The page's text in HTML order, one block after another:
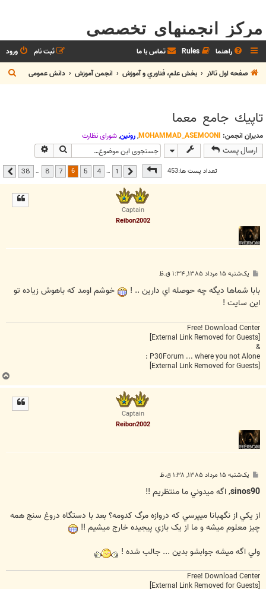
مرکز انجمنهای تخصصی
راهنما Rules تماس با ما ورود
ثبت نام
صفحه اول تالار
بخش علم، فناوري و آموزش انجمن آموزش دانش عمومی
ج
س
تاپيك جامع معما
مدیران انجمن: MOHAMMAD_ASEMOONI
,رونین,شوراي نظارت
ارسال پست جستجو
تعداد پست ها:453صفحه6 از38 قبلی …
4
5
6
7
8
…
38 بعدی
Captain
Reibon2002
پ
ت
یک‌شنبه ۱۵ مرداد ۱۳۸۵, ۱:۳۴ ق.ظ
بابا شماها ديگه چه حوصله اي دارين .. !
خوشم اومد که باهوش زياده تو
اين سايت !
Free! Download Center
&
P30Forum ... where you not Alone :
ب
ا
Captain
Reibon2002
پ
ت
یک‌شنبه ۱۵ مرداد ۱۳۸۵, ۱:۳۸ ق.ظ
sinos90, اگه ميدوني ما منتظريم !!
از يکي از نگهبانا ميپرسي که دروازه مرگ کدومه؟ بعد با دستگاه دروغ سنج همه
چيز معلوم ميشه و ما از يک بازي پيجيده خارج ميشيم !!
ولي اگه ميشه جوابشو بدين ... جالب شده !
Free! Download Center